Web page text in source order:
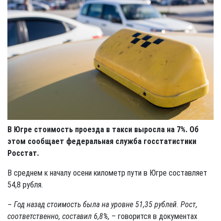
В Югре стоимость проезда в такси выросла на 7%. Об
этом сообщает федеральная служба госстатистики
Росстат.
В среднем к началу осени километр пути в Югре составляет
54,8 рубля.
– Год назад стоимость была на уровне 51,35 рублей. Рост,
соответственно, составил 6,8%, – говорится в документах